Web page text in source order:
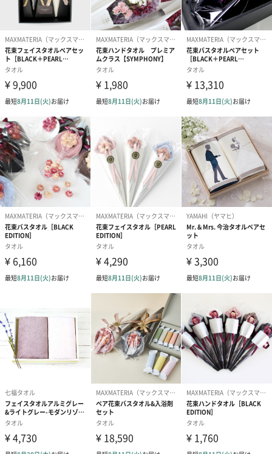
あり（550円）
ラッピング
ゴールド（0円）